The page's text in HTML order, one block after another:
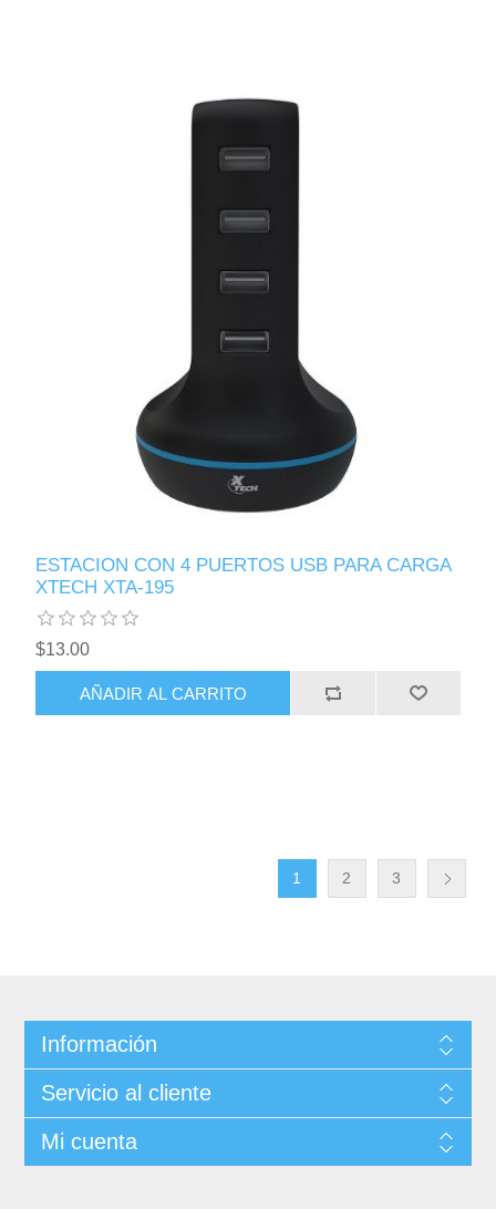
ESTACION CON 4 PUERTOS USB PARA CARGA
XTECH XTA-195
$13.00
AÑADIR AL CARRITO
1 2 3
Información
Servicio al cliente
Mi cuenta